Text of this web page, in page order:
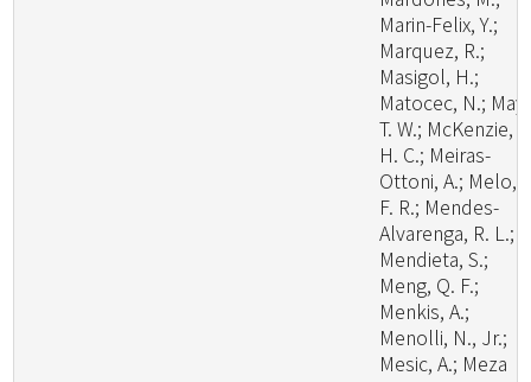
Marin-Felix, Y.;
Marquez, R.;
Masigol, H.;
Matocec, N.; May,
T. W.; McKenzie,
H. C.; Meiras-
Ottoni, A.; Melo,
F. R.; Mendes-
Alvarenga, R. L.;
Mendieta, S.;
Meng, Q. F.;
Menkis, A.;
Menolli, N., Jr.;
Mesic, A.; Meza